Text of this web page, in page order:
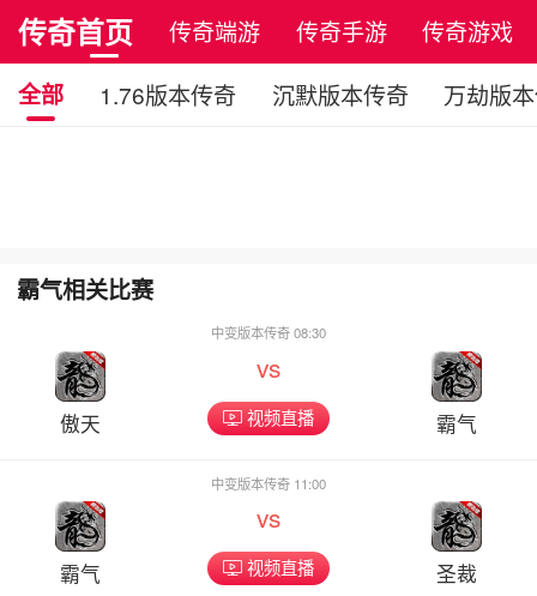
传奇首页 传奇端游 传奇手游
传奇游戏
全部
1.76版本传奇 沉默版本传奇 万劫版
霸气相关比赛
傲天
中变版本传奇 08:30
vs
视频直播 霸气
霸气
中变版本传奇 11:00
vs
视频直播 圣裁